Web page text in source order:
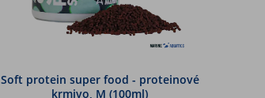
Soft protein super food - proteinové
krmivo, M (100ml)